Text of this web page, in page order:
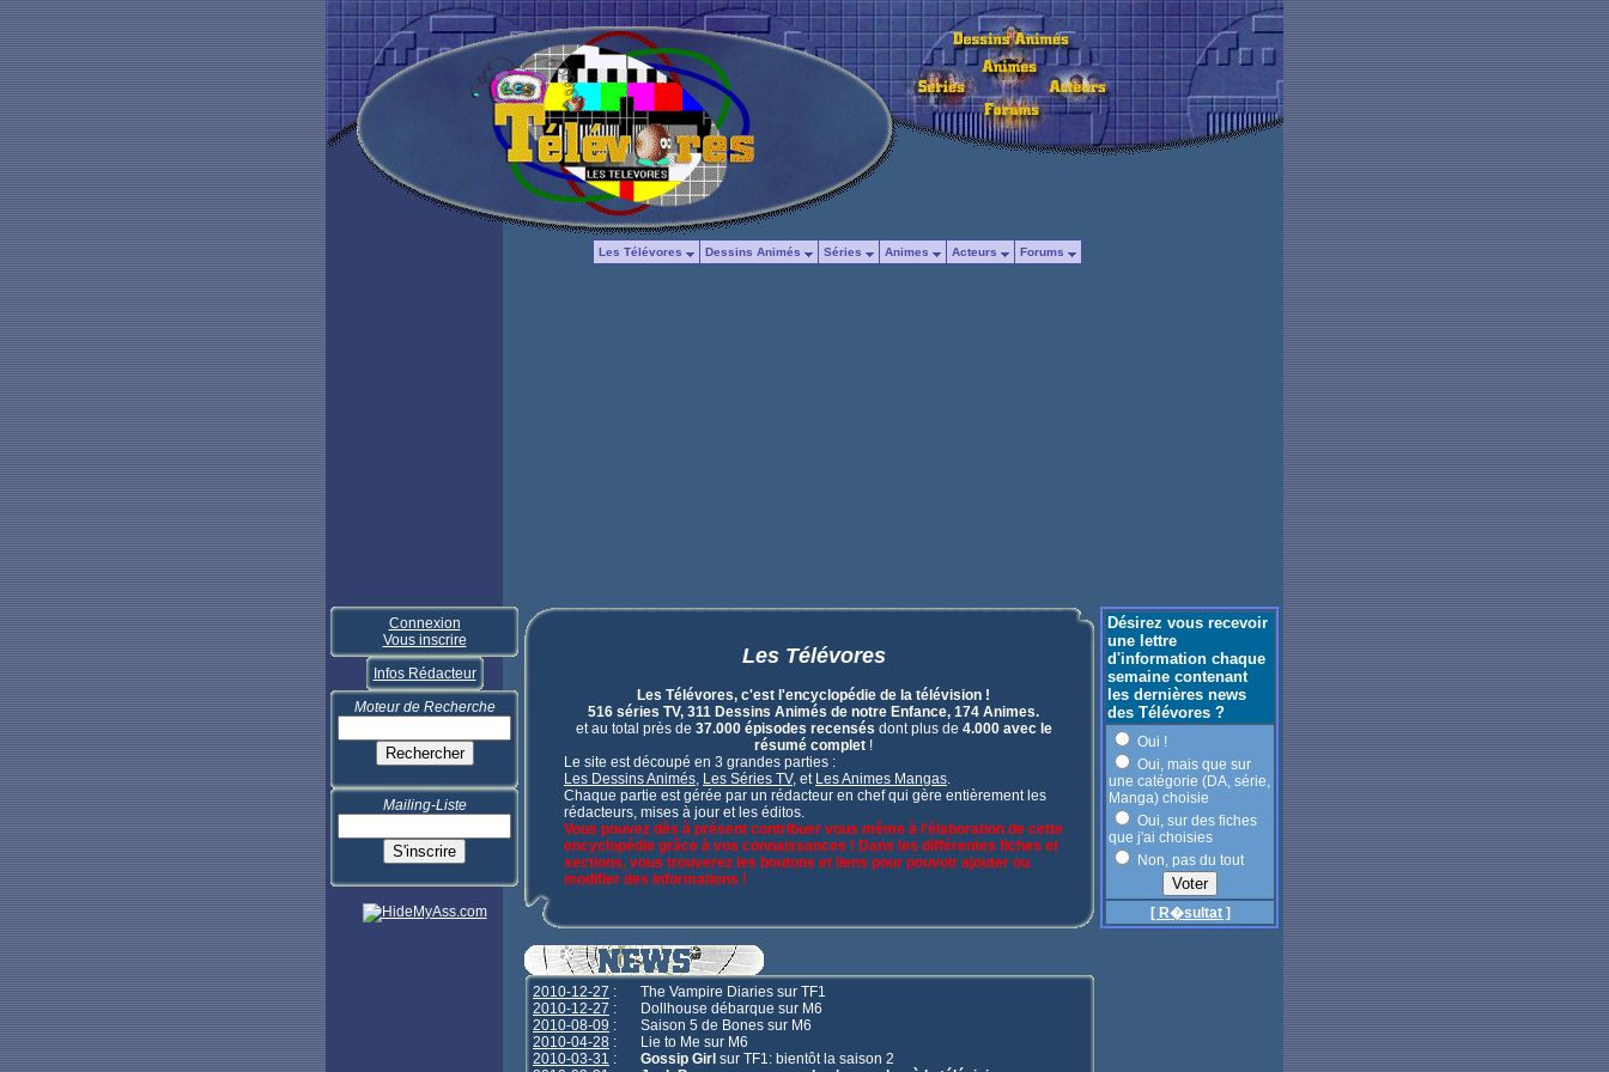
Les Télévores Dessins Animés Séries Animes Acteurs Forums
Connexion
Vous inscrire
Infos Rédacteur
Moteur de Recherche
Mailing-Liste
Les Télévores
Les Télévores, c'est l'encyclopédie de la télévision !
516 séries TV, 311 Dessins Animés de notre Enfance, 174 Animes.
et au total près de 37.000 épisodes recensés dont plus de 4.000 avec le
résumé complet !
Le site est découpé en 3 grandes parties :
Les Dessins Animés, Les Séries TV, et Les Animes Mangas.
Chaque partie est gérée par un rédacteur en chef qui gère entièrement les
rédacteurs, mises à jour et les éditos.
Vous pouvez dès à présent contribuer vous même à l'élaboration de cette
encyclopédie grâce à vos connaissances ! Dans les différentes fiches et
sections, vous trouverez les boutons et liens pour pouvoir ajouter ou
modifier des informations !
2010-12-27 :
The Vampire Diaries sur TF1
2010-12-27 :
Dollhouse débarque sur M6
2010-08-09 :
Saison 5 de Bones sur M6
2010-04-28 :
Lie to Me sur M6
2010-03-31 : Gossip Girl sur TF1: bientôt la saison 2
Désirez vous recevoir
une lettre
d'information chaque
semaine contenant
les dernières news
des Télévores ?
Oui !
Oui, mais que sur
une catégorie (DA, série,
Manga) choisie
Oui, sur des fiches
que j'ai choisies
Non, pas du tout
[ R�sultat ]